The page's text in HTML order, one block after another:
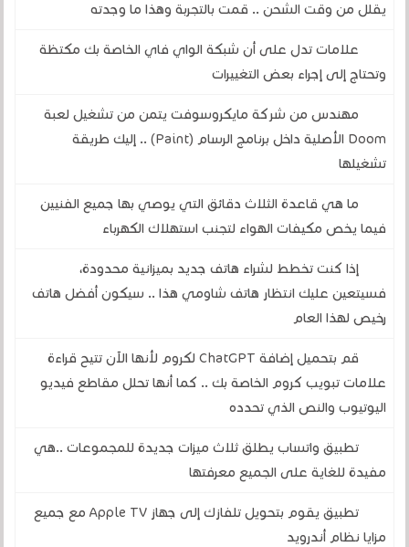
يقلل من وقت الشحن .. قمت بالتجربة وهذا ما وجدته
علامات تدل على أن شبكة الواي فاي الخاصة بك مكتظة
وتحتاج إلى إجراء بعض التغييرات
مهندس من شركة مايكروسوفت يتمن من تشغيل لعبة
Doom الأصلية داخل برنامج الرسام (Paint) .. إليك طريقة
تشغيلها
ما هي قاعدة الثلاث دقائق التي يوصي بها جميع الفنيين
فيما يخص مكيفات الهواء لتجنب استهلاك الكهرباء
إذا كنت تخطط لشراء هاتف جديد بميزانية محدودة،
فسيتعين عليك انتظار هاتف شاومي هذا .. سيكون أفضل هاتف
رخيص لهذا العام
قم بتحميل إضافة ChatGPT لكروم لأنها الآن تتيح قراءة
علامات تبويب كروم الخاصة بك .. كما أنها تحلل مقاطع فيديو
اليوتيوب والنص الذي تحدده
تطبيق واتساب يطلق ثلاث ميزات جديدة للمجموعات ..هي
مفيدة للغاية على الجميع معرفتها
تطبيق يقوم بتحويل تلفازك إلى جهاز Apple TV مع جميع
مزايا نظام أندرويد